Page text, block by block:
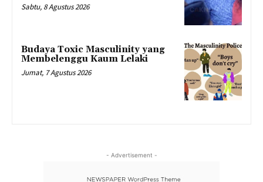
Sabtu, 8 Agustus 2026
Budaya Toxic Masculinity yang
Membelenggu Kaum Lelaki
Jumat, 7 Agustus 2026
- Advertisement -